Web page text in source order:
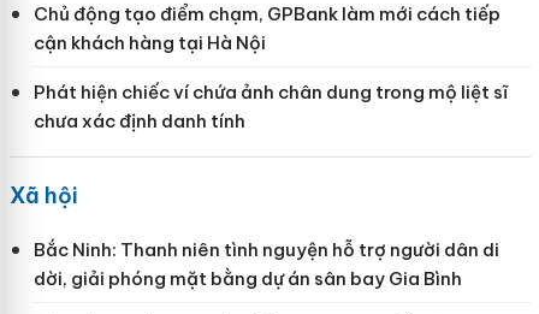
Chủ động tạo điểm chạm, GPBank làm mới cách tiếp
cận khách hàng tại Hà Nội
Phát hiện chiếc ví chứa ảnh chân dung trong mộ liệt sĩ
chưa xác định danh tính
Xã hội
Bắc Ninh: Thanh niên tình nguyện hỗ trợ người dân di
dời, giải phóng mặt bằng dự án sân bay Gia Bình